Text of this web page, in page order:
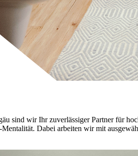
sind wir Ihr zuverlässiger Partner für
Dabei arbeiten wir mit